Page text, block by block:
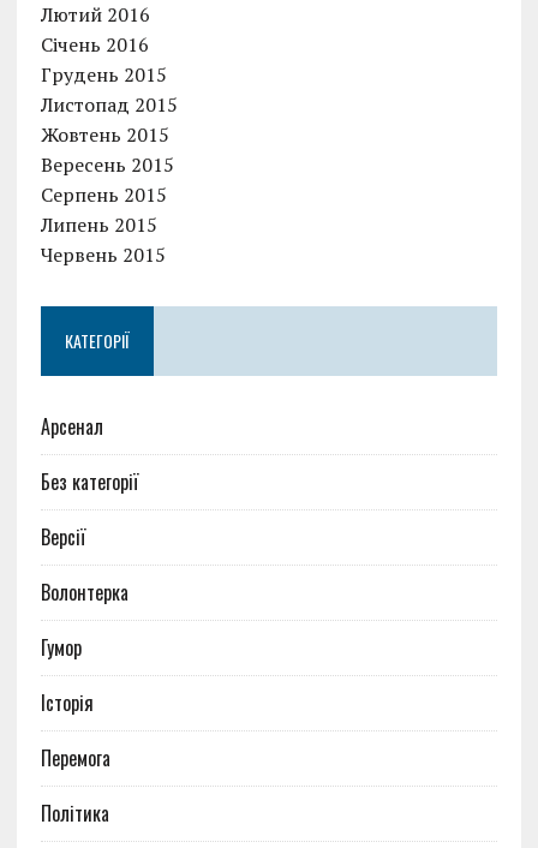
Лютий 2016
Січень 2016
Грудень 2015
Листопад 2015
Жовтень 2015
Вересень 2015
Серпень 2015
Липень 2015
Червень 2015
КАТЕГОРІЇ
Арсенал
Без категорії
Версії
Волонтерка
Гумор
Історія
Перемога
Політика